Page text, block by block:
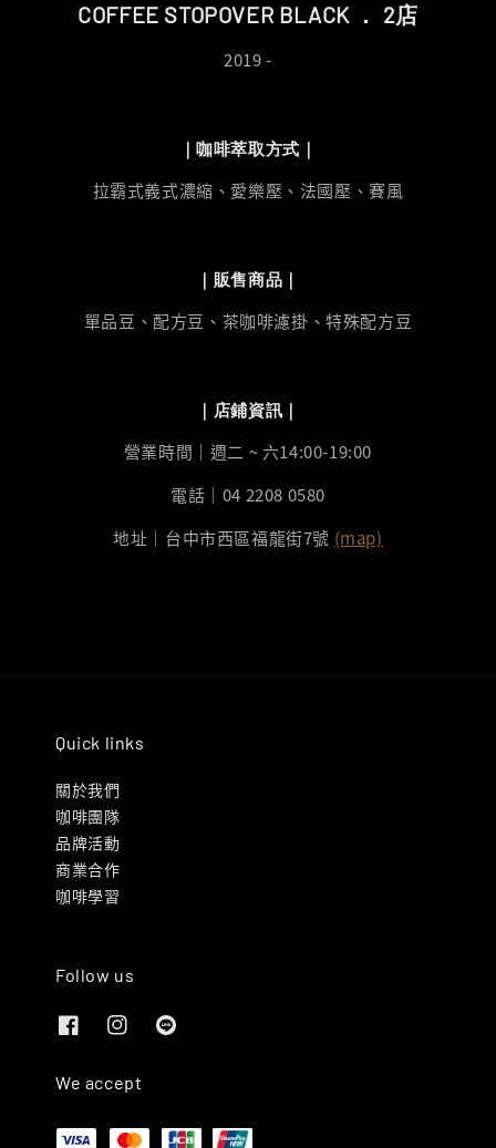
COFFEE STOPOVER BLACK ． 2店
2019 -
｜咖啡萃取方式｜
拉霸式義式濃縮、愛樂壓、法國壓、賽風
｜販售商品｜
單品豆、配方豆、茶咖啡濾掛、特殊配方豆
｜店鋪資訊｜
營業時間｜週二 ~ 六14:00-19:00
電話｜04 2208 0580
地址｜台中市西區福龍街7號 (map)
Quick links
關於我們
咖啡團隊
品牌活動
商業合作
咖啡學習
Follow us
We accept